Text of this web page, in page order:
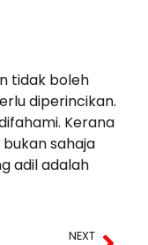
tidak boleh
diperincikan.
Kerana
sahaja
adil adalah
NEXT